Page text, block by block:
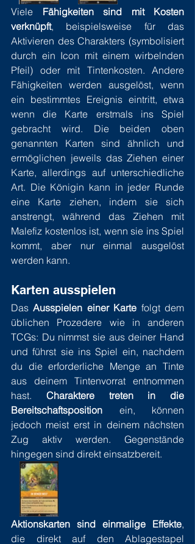
Viele Fähigkeiten sind mit Kosten
verknüpft, beispielsweise für das
Aktivieren des Charakters (symbolisiert
durch ein Icon mit einem wirbelnden
Pfeil) oder mit Tintenkosten. Andere
Fähigkeiten werden ausgelöst, wenn
ein bestimmtes Ereignis eintritt, etwa
wenn die Karte erstmals ins Spiel
gebracht wird. Die beiden oben
genannten Karten sind ähnlich und
ermöglichen jeweils das Ziehen einer
Karte, allerdings auf unterschiedliche
Art. Die Königin kann in jeder Runde
eine Karte ziehen, indem sie sich
anstrengt, während das Ziehen mit
Malefiz kostenlos ist, wenn sie ins Spiel
kommt, aber nur einmal ausgelöst
werden kann.
Karten ausspielen
Das Ausspielen einer Karte folgt dem
üblichen Prozedere wie in anderen
TCGs: Du nimmst sie aus deiner Hand
und führst sie ins Spiel ein, nachdem
du die erforderliche Menge an Tinte
aus deinem Tintenvorrat entnommen
hast. Charaktere treten in die
Bereitschaftsposition ein, können
jedoch meist erst in deinem nächsten
Zug aktiv werden. Gegenstände
hingegen sind direkt einsatzbereit.
Aktionskarten sind einmalige Effekte,
die direkt auf den Ablagestapel